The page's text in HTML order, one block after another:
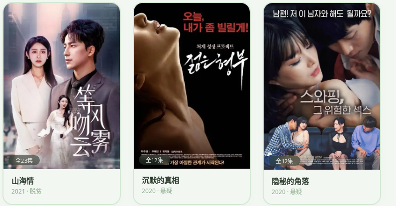
全23集
山海情
2021 · 脱贫
全12集
沉默的真相
2020 · 悬疑
全12集
隐秘的角落
2020 · 悬疑